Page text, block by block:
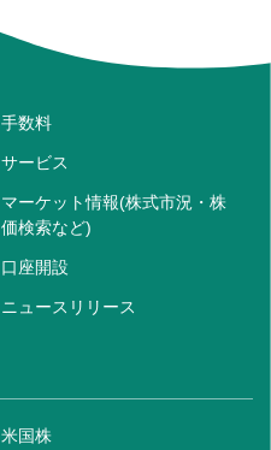
手数料
サービス
マーケット情報(株式市況・株
価検索など)
口座開設
ニュースリリース
米国株